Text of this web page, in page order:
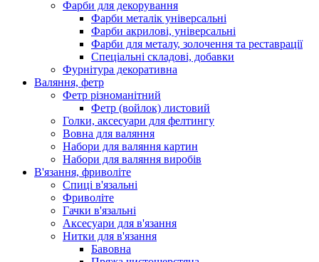
Фарби для декорування
Фарби металік універсальні
Фарби акрилові, універсальні
Фарби для металу, золочення та реставрації
Спеціальні складові, добавки
Фурнітура декоративна
Валяння, фетр
Фетр різноманітний
Фетр (войлок) листовий
Голки, аксесуари для фелтингу
Вовна для валяння
Набори для валяння картин
Набори для валяння виробів
В'язання, фриволіте
Спиці в'язальні
Фриволіте
Гачки в'язальні
Аксесуари для в'язання
Нитки для в'язання
Бавовна